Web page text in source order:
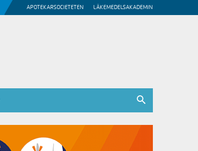
APOTEKARSOCIETETEN LÄKEMEDELSAKADEMIN